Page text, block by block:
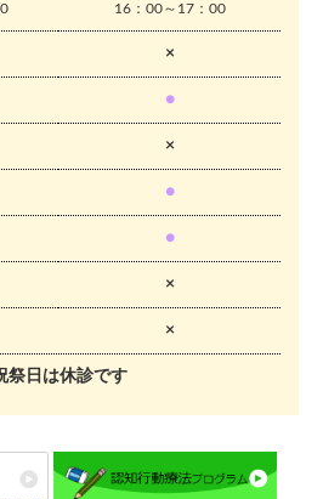
16：00～17：00
×
●
×
●
●
×
×
祭日は休診です